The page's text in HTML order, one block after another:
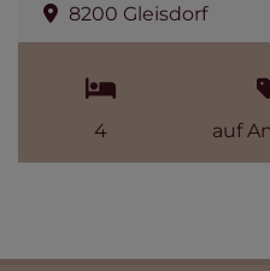
8200 Gleisdorf
4 auf